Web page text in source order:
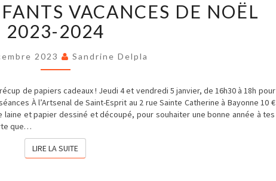
POUR
ENFANTS
VACANCES
NOËL
2023-
VACANCES DE NOËL
2023-2024
2023 Sandrine Delpla
de papiers cadeaux ! Jeudi 4 et vendredi 5 janvier, de 16h30 à 18h pour
À l’Artsenal de Saint-Esprit au 2 rue Sainte Catherine à Bayonne 10 €
et papier dessiné et découpé, pour souhaiter une bonne année à tes
que…
LIRE LA SUITELIRE LA SUITE